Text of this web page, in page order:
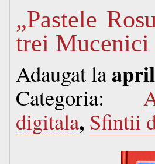
„Pastele
trei Mucenici
Adaugat la
Categoria:
digitala, Sfintii